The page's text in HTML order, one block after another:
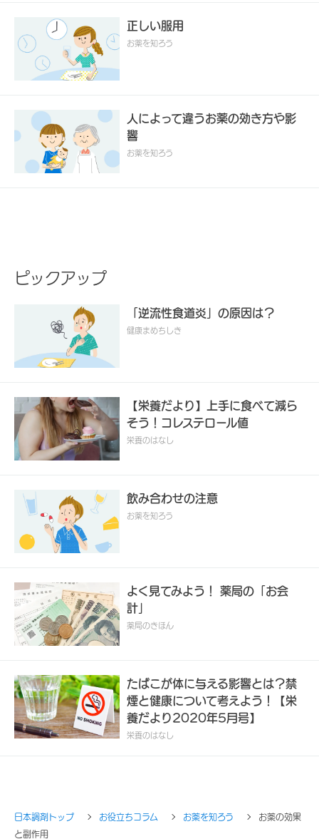
正しい服用
お薬を知ろう
人によって違うお薬の効き方や影
響
お薬を知ろう
ピックアップ
「逆流性食道炎」の原因は？
健康まめちしき
【栄養だより】上手に食べて減ら
そう！コレステロール値
栄養のはなし
飲み合わせの注意
お薬を知ろう
よく見てみよう！ 薬局の「お会
計」
薬局のきほん
たばこが体に与える影響とは？禁
煙と健康について考えよう！【栄
養だより2020年5月号】
栄養のはなし
日本調剤トップ お役立ちコラム お薬を知ろう
お薬の効果
と副作用